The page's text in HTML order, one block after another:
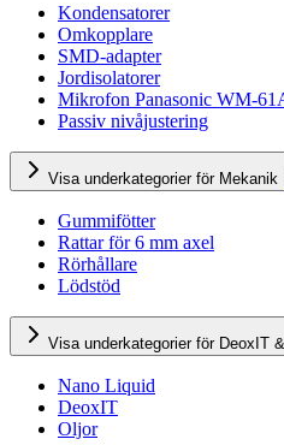
Kondensatorer
Omkopplare
SMD-adapter
Jordisolatorer
Mikrofon Panasonic WM-
Passiv nivåjustering
Visa underkategorier för Mekanik
Gummifötter
Rattar för 6 mm axel
Rörhållare
Lödstöd
Visa underkategorier för DeoxIT
Nano Liquid
DeoxIT
Oljor